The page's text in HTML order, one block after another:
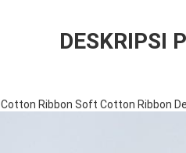
DESKRIPSI
Ribbon Soft Cotton Ribbon